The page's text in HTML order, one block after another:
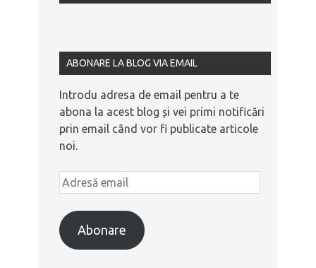
ABONARE LA BLOG VIA EMAIL
Introdu adresa de email pentru a te
abona la acest blog și vei primi notificări
prin email când vor fi publicate articole
noi.
Abonare